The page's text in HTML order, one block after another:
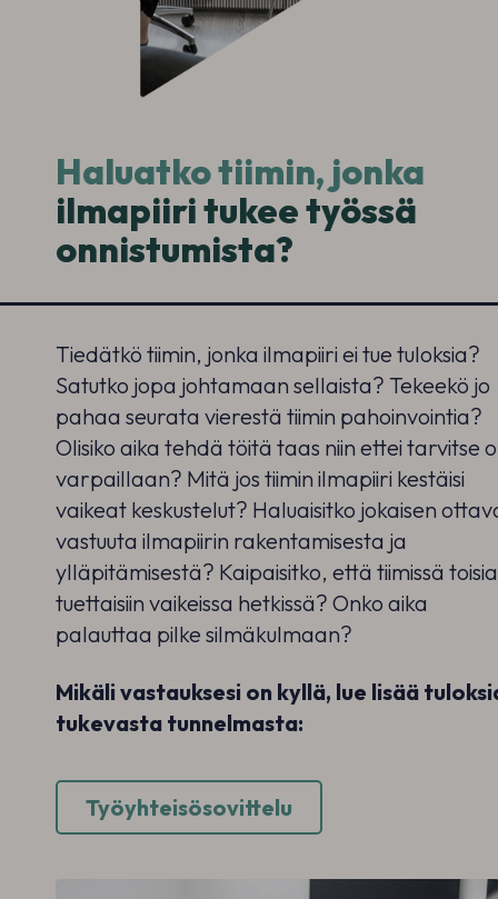
Haluatko tiimin, jonka
ilmapiiri tukee työssä
onnistumista?
Tiedätkö tiimin, jonka ilmapiiri ei tue tuloksia?
Satutko jopa johtamaan sellaista? Tekeekö jo
pahaa seurata vierestä tiimin pahoinvointia?
Olisiko aika tehdä töitä taas niin ettei tarvitse
varpaillaan? Mitä jos tiimin ilmapiiri kestäisi
vaikeat keskustelut? Haluaisitko jokaisen
vastuuta ilmapiirin rakentamisesta ja
ylläpitämisestä? Kaipaisitko, että tiimissä toisia
tuettaisiin vaikeissa hetkissä? Onko aika
palauttaa pilke silmäkulmaan?
Mikäli vastauksesi on kyllä, lue lisää
tukevasta tunnelmasta:
Työyhteisösovittelu